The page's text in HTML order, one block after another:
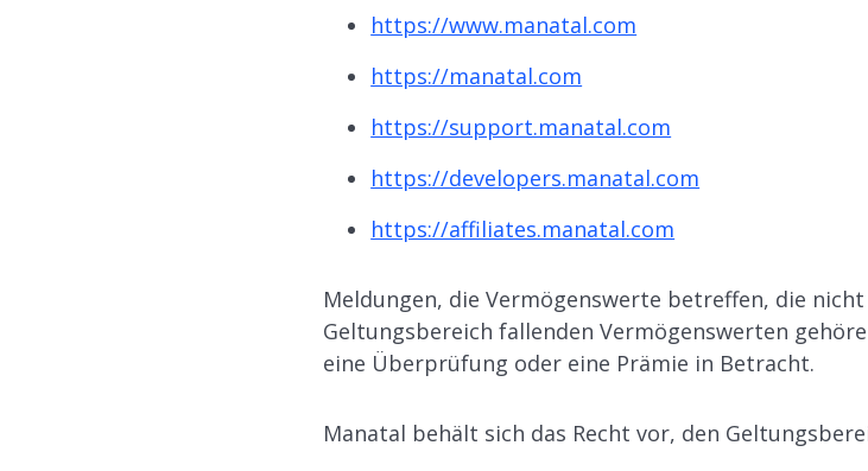
https://www.manatal.com
https://manatal.com
https://support.manatal.com
https://developers.manatal.com
https://affiliates.manatal.com
Meldungen, die Vermögenswerte betreffen, die
Geltungsbereich fallenden Vermögenswerten
eine Überprüfung oder eine Prämie in Betracht.
Manatal behält sich das Recht vor, den